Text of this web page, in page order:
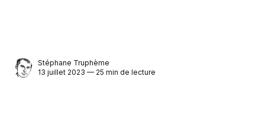
Stéphane Truphème
13 juillet 2023 — 25 min de lecture